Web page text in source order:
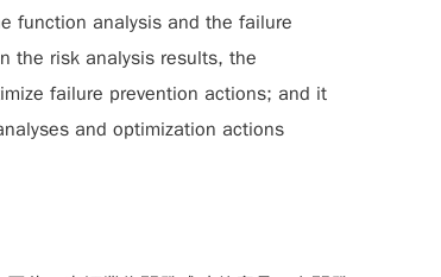
function analysis and the failure
the risk analysis results, the
failure prevention actions; and it
and optimization actions